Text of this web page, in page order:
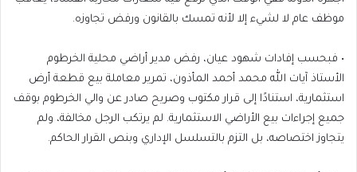
موظف عام لا لشيء إلا لأنه تمسك بالقانون ورفض تجاوزه.
• فبحسب إفادات شهود عيان، رفض مدير أراضي محلية الخرطوم
الأستاذ آيات الله محمد أحمد المأذون، تمرير معاملة بيع قطعة أرض
استثمارية، استنادًا إلى قرار مكتوب وصريح صادر عن والي الخرطوم بوقف
جميع إجراءات بيع الأراضي الاستثمارية. لم يرتكب الرجل مخالفة، ولم
يتجاوز اختصاصه، بل التزم بالتسلسل الإداري وبنص القرار الحاكم.